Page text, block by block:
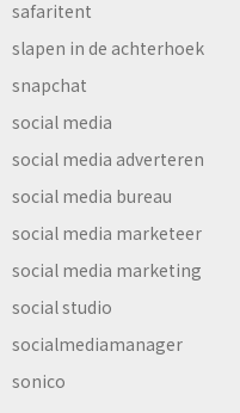
safaritent
slapen in de achterhoek
snapchat
social media
social media adverteren
social media bureau
social media marketeer
social media marketing
social studio
socialmediamanager
sonico